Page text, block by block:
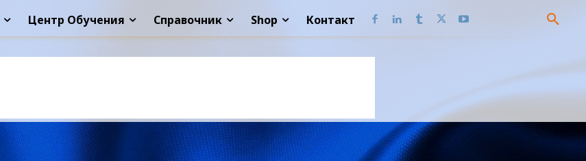
Центр Обучения Справочник Shop Контакт